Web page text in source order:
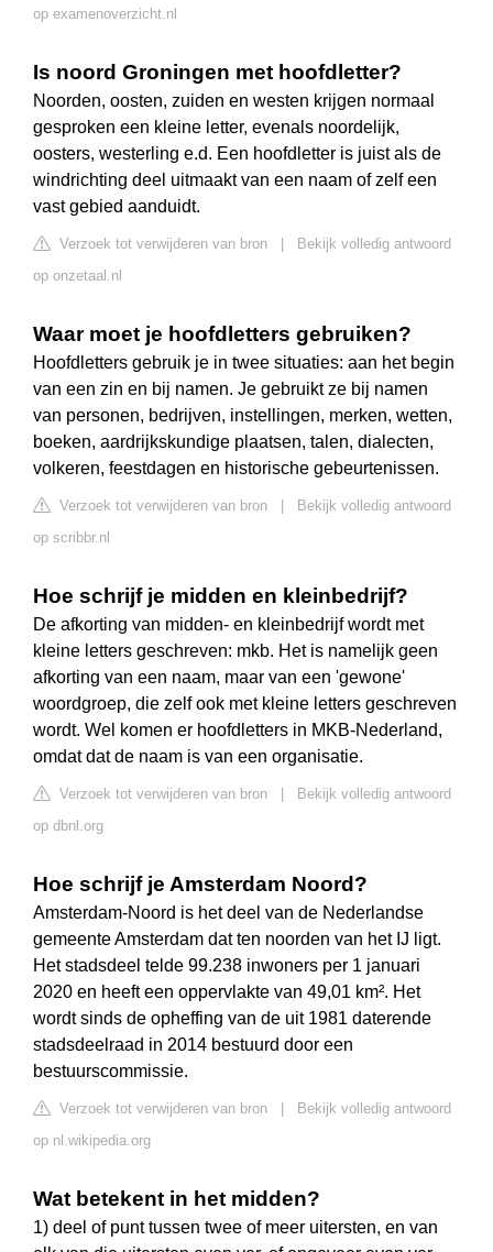
op examenoverzicht.nl
Is noord Groningen met hoofdletter?
Noorden, oosten, zuiden en westen krijgen normaal
gesproken een kleine letter, evenals noordelijk,
oosters, westerling e.d. Een hoofdletter is juist als de
windrichting deel uitmaakt van een naam of zelf een
vast gebied aanduidt.
Verzoek tot verwijderen van bron
Bekijk volledig antwoord
op onzetaal.nl
Waar moet je hoofdletters gebruiken?
Hoofdletters gebruik je in twee situaties: aan het begin
van een zin en bij namen. Je gebruikt ze bij namen
van personen, bedrijven, instellingen, merken, wetten,
boeken, aardrijkskundige plaatsen, talen, dialecten,
volkeren, feestdagen en historische gebeurtenissen.
Verzoek tot verwijderen van bron
Bekijk volledig antwoord
op scribbr.nl
Hoe schrijf je midden en kleinbedrijf?
De afkorting van midden- en kleinbedrijf wordt met
kleine letters geschreven: mkb. Het is namelijk geen
afkorting van een naam, maar van een 'gewone'
woordgroep, die zelf ook met kleine letters geschreven
wordt. Wel komen er hoofdletters in MKB-Nederland,
omdat dat de naam is van een organisatie.
Verzoek tot verwijderen van bron
Bekijk volledig antwoord
op dbnl.org
Hoe schrijf je Amsterdam Noord?
Amsterdam-Noord is het deel van de Nederlandse
gemeente Amsterdam dat ten noorden van het IJ ligt.
Het stadsdeel telde 99.238 inwoners per 1 januari
2020 en heeft een oppervlakte van 49,01 km². Het
wordt sinds de opheffing van de uit 1981 daterende
stadsdeelraad in 2014 bestuurd door een
bestuurscommissie.
Verzoek tot verwijderen van bron
Bekijk volledig antwoord
op nl.wikipedia.org
Wat betekent in het midden?
1) deel of punt tussen twee of meer uitersten, en van